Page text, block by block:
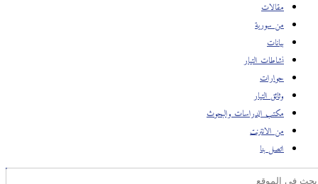
مقالات
من سورية
بيانات
نشاطات التيار
حوارات
وثائق التيار
مكتب الدراسات والبحوث
من الانترنت
اتصل بنا